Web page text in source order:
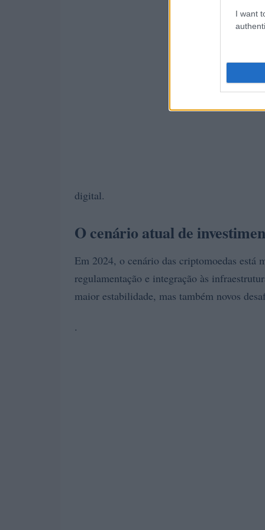
I want
digital.
O cenário atual de
Em 2024, o cenário das criptomoedas está
regulamentação e integração às
maior estabilidade, mas também novos
.